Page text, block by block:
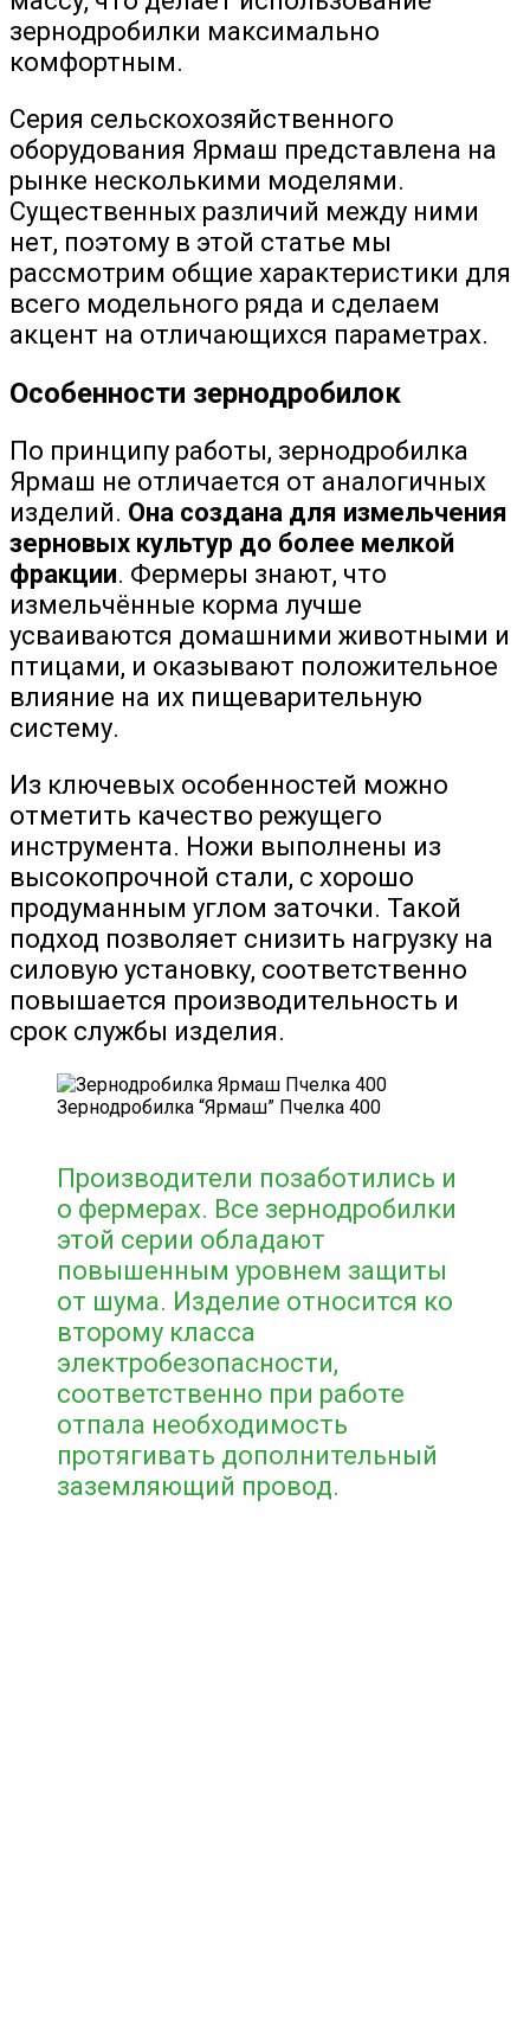
зернодробилки максимально
комфортным.
Серия сельскохозяйственного
оборудования Ярмаш представлена на
рынке несколькими моделями.
Существенных различий между ними
нет, поэтому в этой статье мы
рассмотрим общие характеристики для
всего модельного ряда и сделаем
акцент на отличающихся параметрах.
Особенности зернодробилок
По принципу работы, зернодробилка
Ярмаш не отличается от аналогичных
изделий. Она создана для измельчения
зерновых культур до более мелкой
фракции. Фермеры знают, что
измельчённые корма лучше
усваиваются домашними животными и
птицами, и оказывают положительное
влияние на их пищеварительную
систему.
Из ключевых особенностей можно
отметить качество режущего
инструмента. Ножи выполнены из
высокопрочной стали, с хорошо
продуманным углом заточки. Такой
подход позволяет снизить нагрузку на
силовую установку, соответственно
повышается производительность и
срок службы изделия.
Зернодробилка “Ярмаш” Пчелка 400
Производители позаботились и
о фермерах. Все зернодробилки
этой серии обладают
повышенным уровнем защиты
от шума. Изделие относится ко
второму класса
электробезопасности,
соответственно при работе
отпала необходимость
протягивать дополнительный
заземляющий провод.